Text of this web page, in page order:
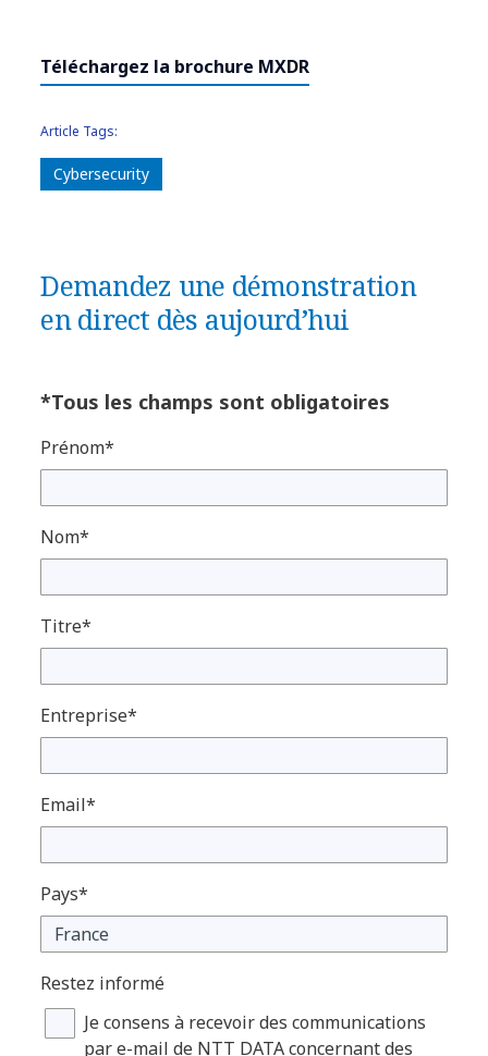
Téléchargez la brochure MXDR
Article Tags:
Cybersecurity
Demandez une démonstration
en direct dès aujourd’hui
*Tous les champs sont obligatoires
Prénom*
Nom*
Titre*
Entreprise*
Email*
Pays*
Restez informé
Je consens à recevoir des communications
par e-mail de NTT DATA concernant des